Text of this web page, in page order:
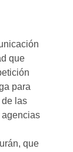
que
para
de las
que